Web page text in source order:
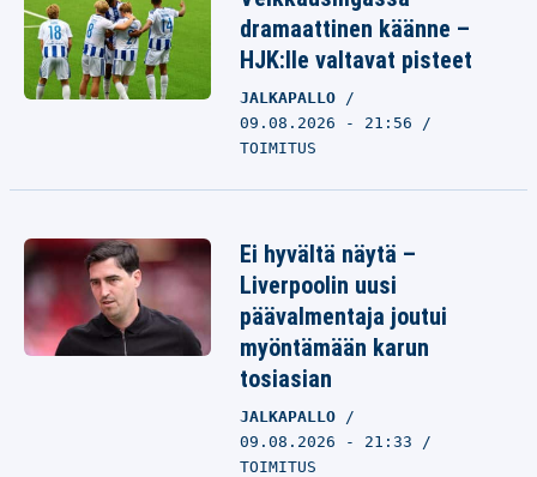
dramaattinen käänne –
HJK:lle valtavat pisteet
JALKAPALLO
09.08.2026 - 21:56
TOIMITUS
Ei hyvältä näytä –
Liverpoolin uusi
päävalmentaja joutui
myöntämään karun
tosiasian
JALKAPALLO
09.08.2026 - 21:33
TOIMITUS